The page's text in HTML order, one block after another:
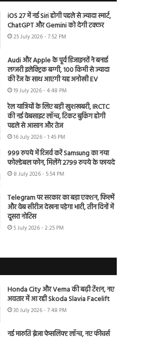
iOS 27 में नई Siri होगी पहले से ज्यादा स्मार्ट,
ChatGPT और Gemini को देगी टक्कर
25 July 2026 - 7:52 PM
Audi और Apple के पूर्व डिजाइनरों ने बनाई
लग्जरी इलेक्ट्रिक बग्गी, 100 किमी से ज्यादा
की रेंज के साथ आएगी यह अनोखी EV
19 July 2026 - 4:48 PM
रेल यात्रियों के लिए बड़ी खुशखबरी, IRCTC
की नई वेबसाइट लॉन्च, टिकट बुकिंग होगी
पहले से आसान और तेज
16 July 2026 - 1:45 PM
999 रुपये में रिजर्व करें Samsung का नया
फोल्डेबल फोन, मिलेंगे 2799 रुपये के फायदे
8 July 2026 - 5:54 PM
Telegram पर सरकार का बड़ा एक्शन, फिल्में
और वेब सीरीज देखना पड़ेगा भारी, तीन दिनों में
दूसरा नोटिस
5 July 2026 - 2:25 PM
Honda City और Verna की बढ़ी टेंशन, नए
अवतार में आ रही Skoda Slavia Facelift
30 July 2026 - 7:48 PM
नई मारुति ब्रेजा फेसलिफ्ट लॉन्च, नए फीचर्स